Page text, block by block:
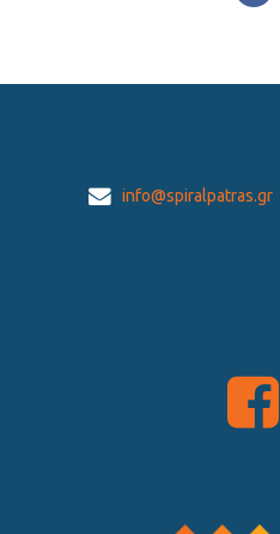
info@spiralpatras.gr